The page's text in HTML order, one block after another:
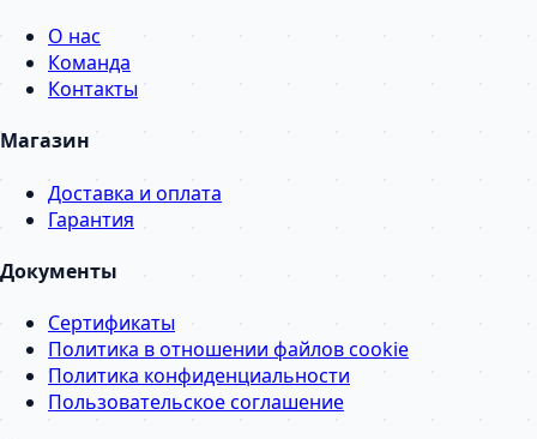
О нас
Команда
Контакты
Магазин
Доставка и оплата
Гарантия
Документы
Сертификаты
Политика в отношении файлов cookie
Политика конфиденциальности
Пользовательское соглашение